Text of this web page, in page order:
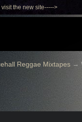
the new site----->
Reggae Mixtapes→